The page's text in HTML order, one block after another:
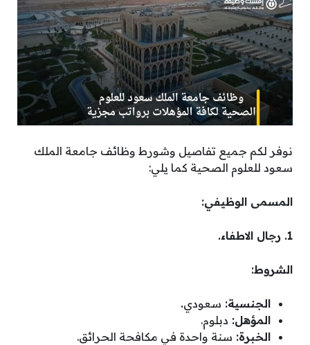
نوفر لكم جميع تفاصيل وشورط وظائف جامعة الملك
سعود للعلوم الصحية كما يلي:
المسمى الوظيفي:
1. رجال الاطفاء.
الشروط:
الجنسية: سعودي.
المؤهل: دبلوم.
الخبرة: سنة واحدة في مكافحة الحرائق.